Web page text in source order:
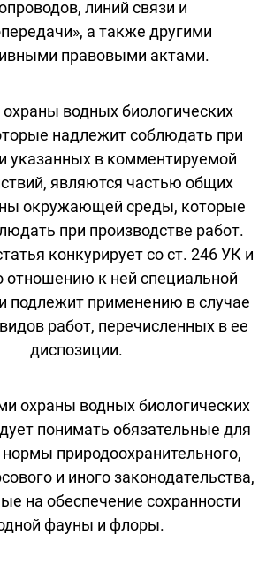
линий связи и
а также другими
правовыми актами.
водных биологических
надлежит соблюдать при
указанных в комментируемой
являются частью общих
окружающей среды, которые
при производстве работ.
конкурирует со ст. 246 УК и
отношению к ней специальной
подлежит применению в случае
работ, перечисленных в ее
диспозиции.
охраны водных биологических
понимать обязательные для
природоохранительного,
и иного законодательства,
на обеспечение сохранности
фауны и флоры.